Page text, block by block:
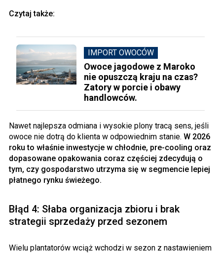
Czytaj także:
IMPORT OWOCÓW
Owoce jagodowe z Maroko
nie opuszczą kraju na czas?
Zatory w porcie i obawy
handlowców.
Nawet najlepsza odmiana i wysokie plony tracą sens, jeśli
owoce nie dotrą do klienta w odpowiednim stanie. W 2026
roku to właśnie inwestycje w chłodnie, pre-cooling oraz
dopasowane opakowania coraz częściej zdecydują o
tym, czy gospodarstwo utrzyma się w segmencie lepiej
płatnego rynku świeżego.
Błąd 4: Słaba organizacja zbioru i brak
strategii sprzedaży przed sezonem
Wielu plantatorów wciąż wchodzi w sezon z nastawieniem